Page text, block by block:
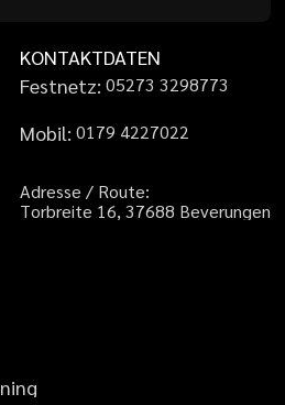
KONTAKTDATEN
Festnetz: 05273 3298773
Mobil: 01 79 4227022
Adresse / Route:
Torbreite 16, 37688 Beverungen
ning